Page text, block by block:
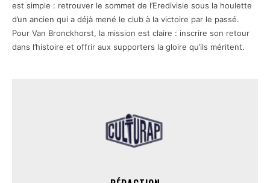
est simple : retrouver le sommet de l’Eredivisie sous la houlette
d’un ancien qui a déjà mené le club à la victoire par le passé.
Pour Van Bronckhorst, la mission est claire : inscrire son retour
dans l’histoire et offrir aux supporters la gloire qu’ils méritent.